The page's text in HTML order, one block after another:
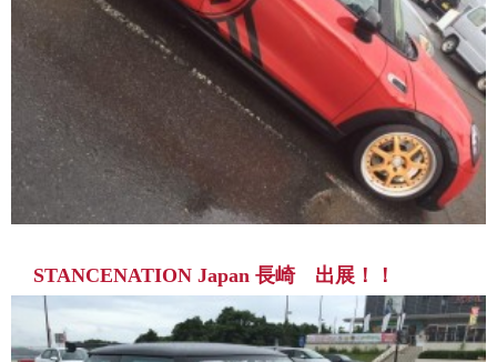
STANCENATION Japan 長崎 出展！！